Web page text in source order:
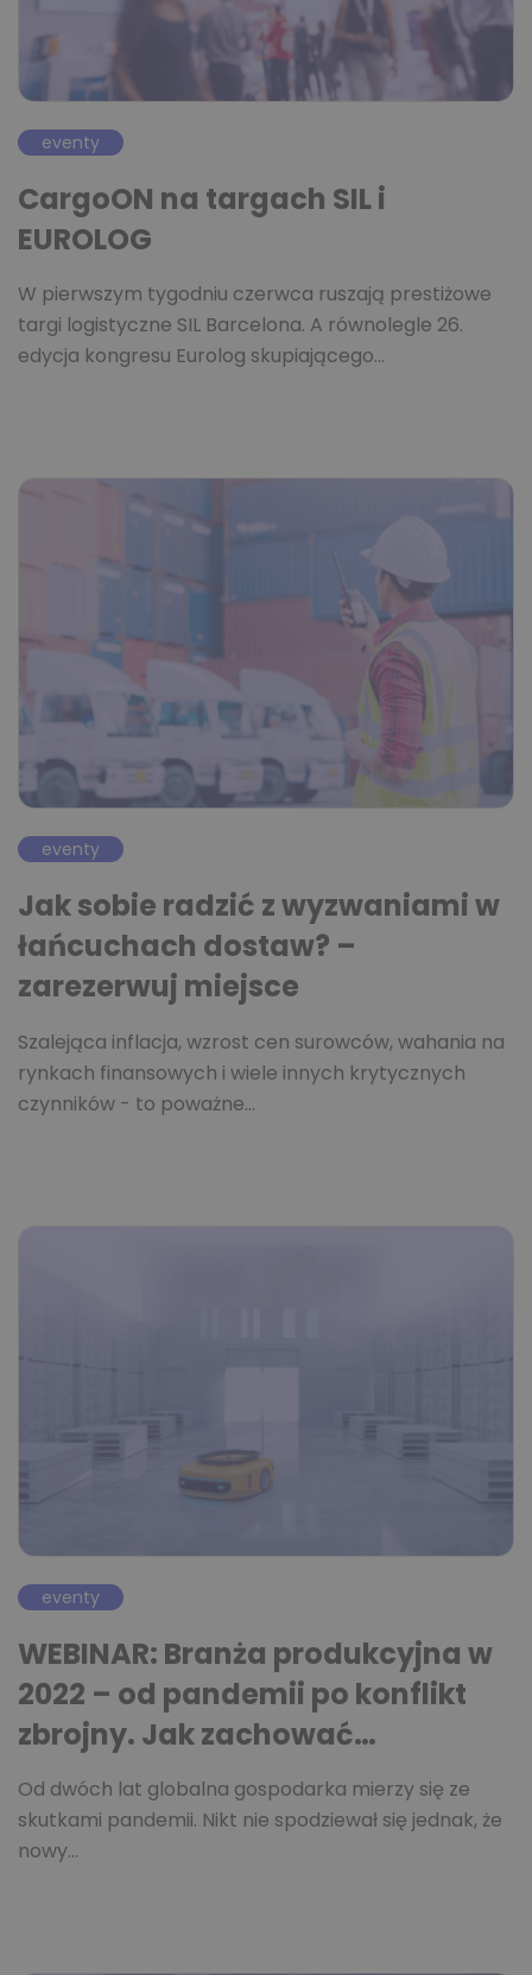
eventy
CargoON na targach SIL i
EUROLOG
W pierwszym tygodniu czerwca ruszają prestiżowe
targi logistyczne SIL Barcelona. A równolegle 26.
edycja kongresu Eurolog skupiającego…
eventy
Jak sobie radzić z wyzwaniami w
łańcuchach dostaw? –
zarezerwuj miejsce
Szalejąca inflacja, wzrost cen surowców, wahania na
rynkach finansowych i wiele innych krytycznych
czynników - to poważne…
eventy
WEBINAR: Branża produkcyjna w
2022 – od pandemii po konflikt
zbrojny. Jak zachować…
Od dwóch lat globalna gospodarka mierzy się ze
skutkami pandemii. Nikt nie spodziewał się jednak, że
nowy…